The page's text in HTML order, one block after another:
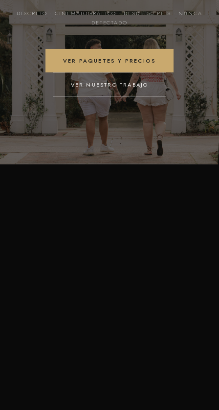
DISCRETO · CINEMATOGRÁFICO · DESDE 50 PIES · NUNCA
DETECTADO
VER PAQUETES Y PRECIOS
VER NUESTRO TRABAJO